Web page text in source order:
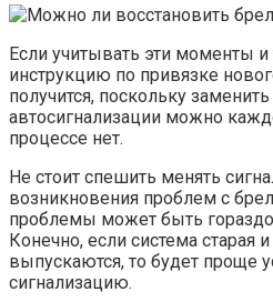
Если учитывать эти моменты
инструкцию по привязке
получится, поскольку
автосигнализации можно
процессе нет.
Не стоит спешить менять
возникновения проблем с
проблемы может быть
Конечно, если система старая
выпускаются, то будет проще
сигнализацию.